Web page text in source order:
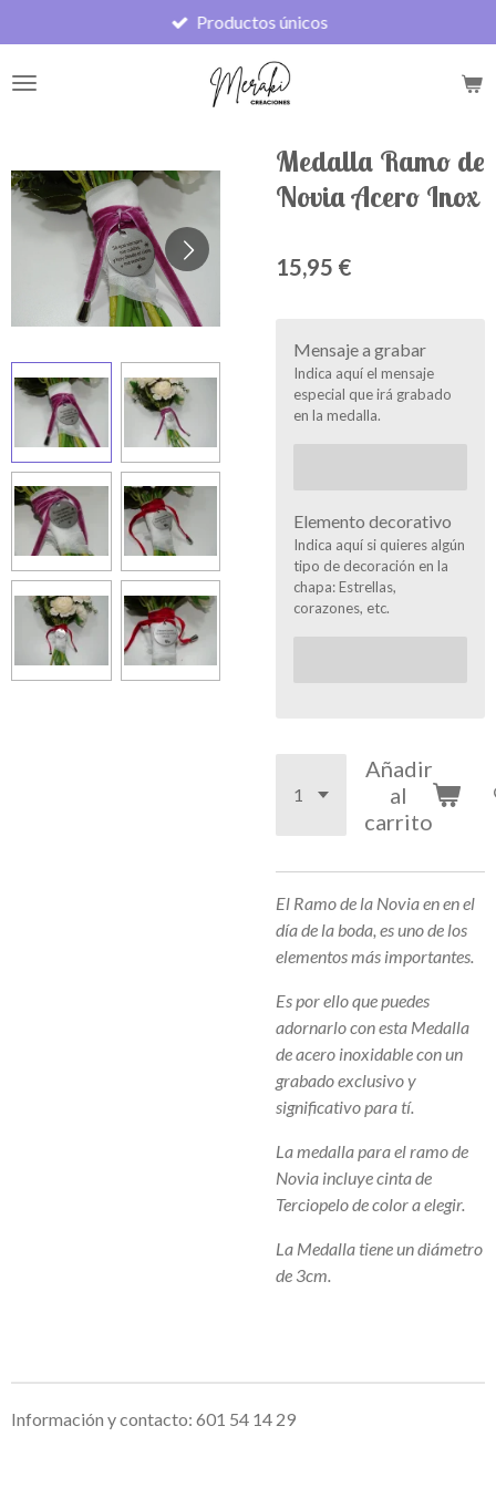
al
contenido
Productos únicos
Medalla Ramo de
Novia Acero Inox
15,95 €
Mensaje a grabar
Indica aquí el mensaje
especial que irá grabado
en la medalla.
Elemento decorativo
Indica aquí si quieres algún
tipo de decoración en la
chapa: Estrellas,
corazones, etc.
Añadir
al
carrito
El Ramo de la Novia en en el
día de la boda, es uno de los
elementos más importantes.
Es por ello que puedes
adornarlo con esta Medalla
de acero inoxidable con un
grabado exclusivo y
significativo para tí.
La medalla para el ramo de
Novia incluye cinta de
Terciopelo de color a elegir.
La Medalla tiene un diámetro
de 3cm.
Información y contacto: 601 54 14 29